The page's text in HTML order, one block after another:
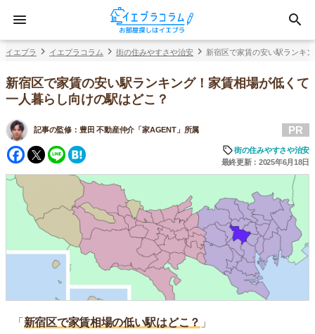
イエプラ イエプラコラム 街の住みやすさや治安 新宿区で家賃の安い駅ランキ
新宿区で家賃の安い駅ランキング！家賃相場が低くて
一人暮らし向けの駅はどこ？
記事の監修： 豊田 不動産仲介「家AGENT」所属
Facebook
Twitter
Line
PR
街の住みやすさや治安
最終更新：2025年6月18日
「 新宿区で家賃相場の低い駅はどこ？ 」